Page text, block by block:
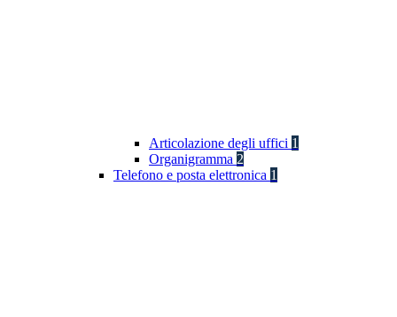
Articolazione degli uffici 1
Organigramma 2
Telefono e posta elettronica 1